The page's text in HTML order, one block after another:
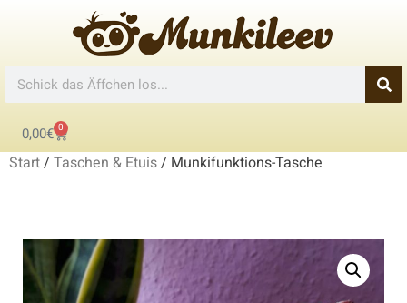
0,00€ 0
Start/ Taschen & Etuis/ Munkifunktions-Tasche